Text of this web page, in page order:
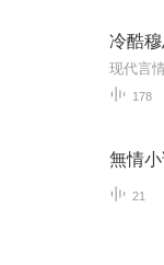
现代言
178
無情
21